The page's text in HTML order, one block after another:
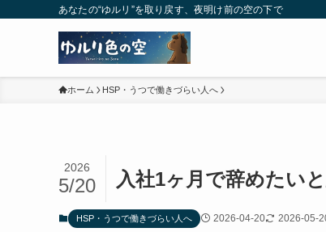
あなたの“ゆルリ”を取り戻す、夜明け前の空の下で
ホーム HSP・うつで働きづらい人へ
入社1ヶ月で辞めたい
2026
5/20
HSP・うつで働きづらい人へ 2026-04-20 2026-05-